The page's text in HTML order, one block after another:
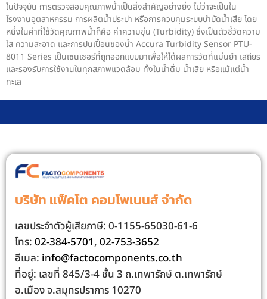
ในปัจจุบัน การตรวจสอบคุณภาพน้ำเป็นสิ่งสำคัญอย่างยิ่ง ไม่ว่าจะเป็นใน
โรงงานอุตสาหกรรม การผลิตน้ำประปา หรือการควบคุมระบบบำบัดน้ำเสีย โดย
หนึ่งในค่าที่ใช้วัดคุณภาพน้ำก็คือ ค่าความขุ่น (Turbidity) ซึ่งเป็นตัวชี้วัดความ
ใส ความสะอาด และการปนเปื้อนของน้ำ Accura Turbidity Sensor PTU-
8011 Series เป็นเซนเซอร์ที่ถูกออกแบบมาเพื่อให้ได้ผลการวัดที่แม่นยำ เสถียร
และรองรับการใช้งานในทุกสภาพแวดล้อม ทั้งในน้ำดื่ม น้ำเสีย หรือแม้แต่น้ำ
ทะเล
บริษัท แฟ็คโต คอมโพเนนส์ จํากัด
เลขประจําตัวผู้เสียภาษี: 0-1155-65030-61-6
โทร:02-384-5701,02-753-3652
อีเมล: info@factocomponents.co.th
ที่อยู่: เลขที่ 845/3-4 ชั้น 3 ถ.เทพารักษ์ ต.เทพารักษ์
อ.เมือง จ.สมุทรปราการ 10270